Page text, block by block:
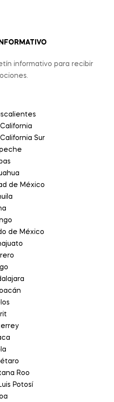
informativo para recibir
Sur
de México
de México
Roo
Potosí